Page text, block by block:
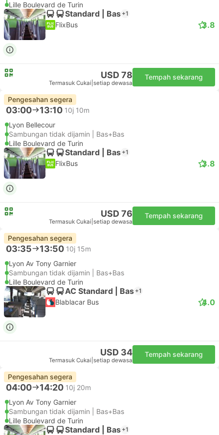
Lille Boulevard de Turin
Standard | Bas +1
FlixBus 3.8
USD 78
Termasuk Cukai setiap dewasa
Tempah sekarang
Pengesahan segera
03:00 13:10 10j 10m
Lyon Bellecour
Sambungan tidak dijamin | Bas+Bas
Lille Boulevard de Turin
Standard | Bas +1
FlixBus 3.8
USD 76
Termasuk Cukai setiap dewasa
Tempah sekarang
Pengesahan segera
03:35 13:50 10j 15m
Lyon Av Tony Garnier
Sambungan tidak dijamin | Bas+Bas
Lille Boulevard de Turin
AC Standard | Bas +1
Blablacar Bus 4.0
USD 34
Termasuk Cukai setiap dewasa
Tempah sekarang
Pengesahan segera
04:00 14:20 10j 20m
Lyon Av Tony Garnier
Sambungan tidak dijamin | Bas+Bas
Lille Boulevard de Turin
Standard | Bas +1